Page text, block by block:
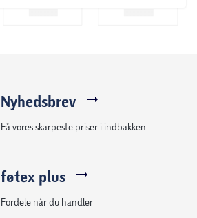
Nyhedsbrev
Få vores skarpeste priser i indbakken
føtex plus
Fordele når du handler